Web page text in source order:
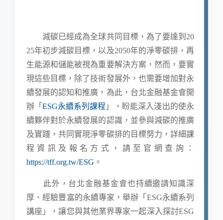
減碳已經成為全球共同目標，為了要達到20
25年初步減碳目標，以及2050年的淨零碳排，再
生能源和儲能被視為重要解決方案，然而，要實
現這些目標，除了技術發展外，也需要增加對永
續發展的認知和推廣，為此，台北金融基金會開
辦「ESG永續系列課程 」，盼能深入淺出的使永
續夥伴對於永續發展的認識，並參與減碳的推廣
及實踐，共同實現淨零碳排的目標努力，詳細課
程資訊及報名方式，請至官網查詢：
https://tff.org.tw/ESG 。
此外，台北金融基金會也持續邀請知識深
厚、經驗豐富的永續專家，舉辦「ESG永續系列
講座」，讓您與其他業界專家一起深入探討ESG